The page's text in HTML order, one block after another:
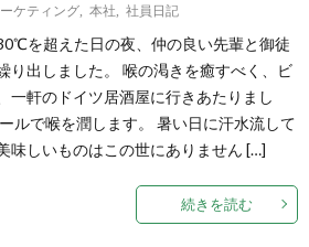
ケティング 本社 社員日記
を超えた日の夜、仲の良い先輩と御徒
り出しました。 喉の渇きを癒すべく、ビ
一軒のドイツ居酒屋に行きあたりまし
ルで喉を潤します。 暑い日に汗水流して
味しいものはこの世にありません […]
続きを読む